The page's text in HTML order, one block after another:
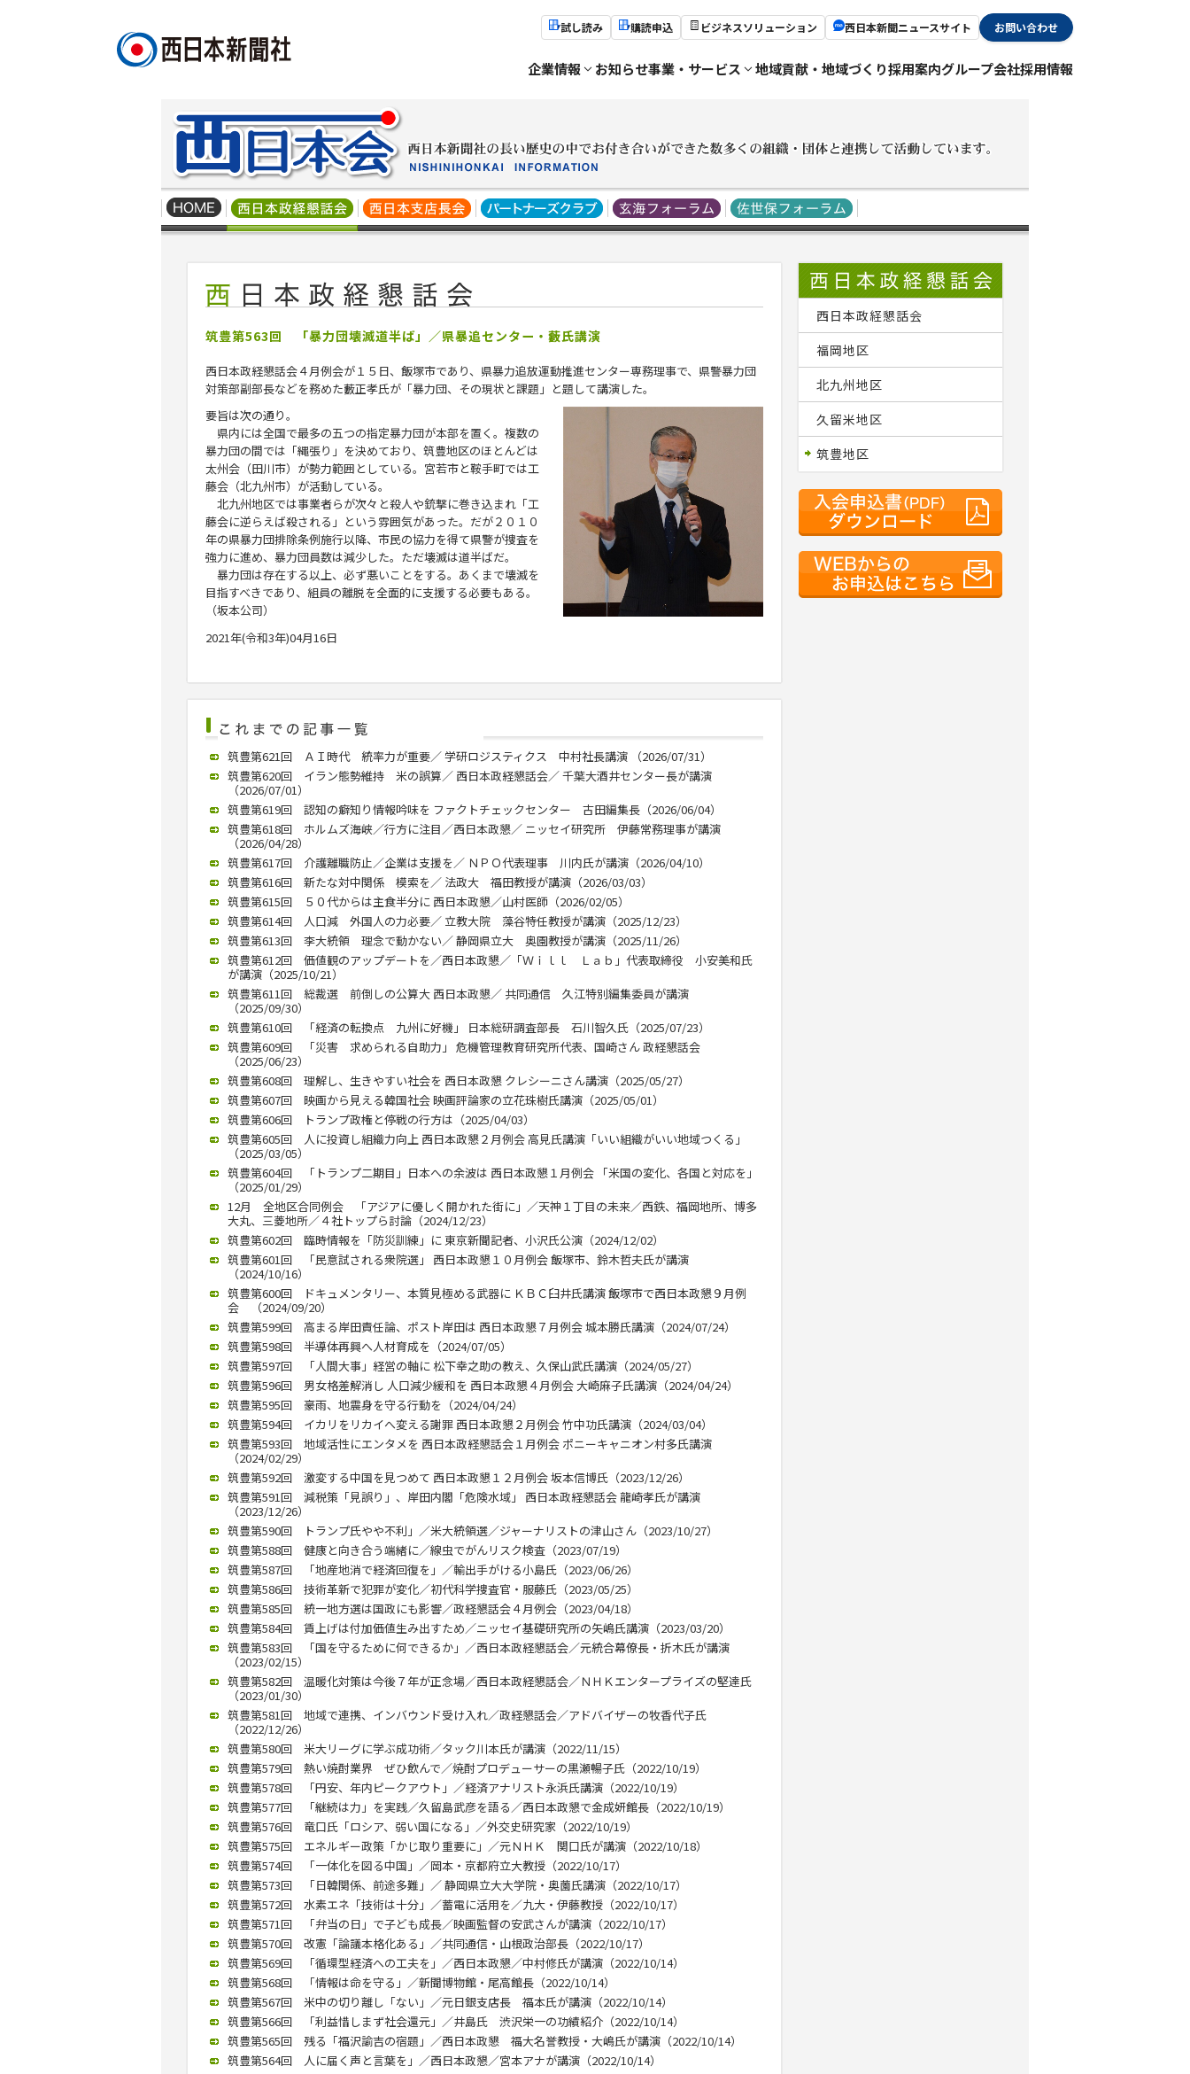
試し読み 購読申込 ビジネスソリューション 西日本新聞ニュースサイト お問い合わせ
企業情報 お知らせ事業・サービス 地域貢献・地域づくり採用案内グループ会社採用情報
筑豊第563回 「暴力団壊滅道半ば」／県暴追センター・藪氏講演
西日本政経懇話会４月例会が１５日、飯塚市であり、県暴力追放運動推進センター専務理事で、県警暴力団
対策部副部長などを務めた藪正孝氏が「暴力団、その現状と課題」と題して講演した。
要旨は次の通り。
県内には全国で最多の五つの指定暴力団が本部を置く。複数の
暴力団の間では「縄張り」を決めており、筑豊地区のほとんどは
太州会（田川市）が勢力範囲としている。宮若市と鞍手町では工
藤会（北九州市）が活動している。
北九州地区では事業者らが次々と殺人や銃撃に巻き込まれ「工
藤会に逆らえば殺される」という雰囲気があった。だが２０１０
年の県暴力団排除条例施行以降、市民の協力を得て県警が捜査を
強力に進め、暴力団員数は減少した。ただ壊滅は道半ばだ。
暴力団は存在する以上、必ず悪いことをする。あくまで壊滅を
目指すべきであり、組員の離脱を全面的に支援する必要もある。
（坂本公司）
2021年(令和3年)04月16日
筑豊第621回 ＡＩ時代 統率力が重要／ 学研ロジスティクス 中村社長講演 （2026/07/31）
筑豊第620回 イラン態勢維持 米の誤算／ 西日本政経懇話会／ 千葉大酒井センター長が講演
（2026/07/01）
筑豊第619回 認知の癖知り情報吟味を ファクトチェックセンター 古田編集長（2026/06/04）
筑豊第618回 ホルムズ海峡／行方に注目／西日本政懇／ ニッセイ研究所 伊藤常務理事が講演
（2026/04/28）
筑豊第617回 介護離職防止／企業は支援を／ ＮＰＯ代表理事 川内氏が講演（2026/04/10）
筑豊第616回 新たな対中関係 模索を／ 法政大 福田教授が講演（2026/03/03）
筑豊第615回 ５０代からは主食半分に 西日本政懇／山村医師（2026/02/05）
筑豊第614回 人口減 外国人の力必要／ 立教大院 藻谷特任教授が講演（2025/12/23）
筑豊第613回 李大統領 理念で動かない／ 静岡県立大 奥園教授が講演（2025/11/26）
筑豊第612回 価値観のアップデートを／西日本政懇／「Ｗｉｌｌ Ｌａｂ」代表取締役 小安美和氏
が講演（2025/10/21）
筑豊第611回 総裁選 前倒しの公算大 西日本政懇／ 共同通信 久江特別編集委員が講演
（2025/09/30）
筑豊第610回 「経済の転換点 九州に好機」 日本総研調査部長 石川智久氏（2025/07/23）
筑豊第609回 「災害 求められる自助力」 危機管理教育研究所代表、国崎さん 政経懇話会
（2025/06/23）
筑豊第608回 理解し、生きやすい社会を 西日本政懇 クレシーニさん講演（2025/05/27）
筑豊第607回 映画から見える韓国社会 映画評論家の立花珠樹氏講演（2025/05/01）
筑豊第606回 トランプ政権と停戦の行方は（2025/04/03）
筑豊第605回 人に投資し組織力向上 西日本政懇２月例会 高見氏講演「いい組織がいい地域つくる」
（2025/03/05）
筑豊第604回 「トランプ二期目」日本への余波は 西日本政懇１月例会 「米国の変化、各国と対応を」
（2025/01/29）
12月 全地区合同例会 「アジアに優しく開かれた街に」／天神１丁目の未来／西鉄、福岡地所、博多
大丸、三菱地所／４社トップら討論（2024/12/23）
筑豊第602回 臨時情報を「防災訓練」に 東京新聞記者、小沢氏公演（2024/12/02）
筑豊第601回 「民意試される衆院選」 西日本政懇１０月例会 飯塚市、鈴木哲夫氏が講演
（2024/10/16）
筑豊第600回 ドキュメンタリー、本質見極める武器に ＫＢＣ臼井氏講演 飯塚市で西日本政懇９月例
会 （2024/09/20）
筑豊第599回 高まる岸田責任論、ポスト岸田は 西日本政懇７月例会 城本勝氏講演（2024/07/24）
筑豊第598回 半導体再興へ人材育成を（2024/07/05）
筑豊第597回 「人間大事」経営の軸に 松下幸之助の教え、久保山武氏講演（2024/05/27）
筑豊第596回 男女格差解消し 人口減少緩和を 西日本政懇４月例会 大崎麻子氏講演（2024/04/24）
筑豊第595回 豪雨、地震身を守る行動を（2024/04/24）
筑豊第594回 イカリをリカイへ変える謝罪 西日本政懇２月例会 竹中功氏講演（2024/03/04）
筑豊第593回 地域活性にエンタメを 西日本政経懇話会１月例会 ポニーキャニオン村多氏講演
（2024/02/29）
筑豊第592回 激変する中国を見つめて 西日本政懇１２月例会 坂本信博氏（2023/12/26）
筑豊第591回 減税策「見誤り」、岸田内閣「危険水域」 西日本政経懇話会 龍崎孝氏が講演
（2023/12/26）
筑豊第590回 トランプ氏やや不利」／米大統領選／ジャーナリストの津山さん（2023/10/27）
筑豊第588回 健康と向き合う端緒に／線虫でがんリスク検査（2023/07/19）
筑豊第587回 「地産地消で経済回復を」／輸出手がける小島氏（2023/06/26）
筑豊第586回 技術革新で犯罪が変化／初代科学捜査官・服藤氏（2023/05/25）
筑豊第585回 統一地方選は国政にも影響／政経懇話会４月例会（2023/04/18）
筑豊第584回 賃上げは付加価値生み出すため／ニッセイ基礎研究所の矢嶋氏講演（2023/03/20）
筑豊第583回 「国を守るために何できるか」／西日本政経懇話会／元統合幕僚長・折木氏が講演
（2023/02/15）
筑豊第582回 温暖化対策は今後７年が正念場／西日本政経懇話会／ＮＨＫエンタープライズの堅達氏
（2023/01/30）
筑豊第581回 地域で連携、インバウンド受け入れ／政経懇話会／アドバイザーの牧香代子氏
（2022/12/26）
筑豊第580回 米大リーグに学ぶ成功術／タック川本氏が講演（2022/11/15）
筑豊第579回 熱い焼酎業界 ぜひ飲んで／焼酎プロデューサーの黒瀬暢子氏（2022/10/19）
筑豊第578回 「円安、年内ピークアウト」／経済アナリスト永浜氏講演（2022/10/19）
筑豊第577回 「継続は力」を実践／久留島武彦を語る／西日本政懇で金成妍館長（2022/10/19）
筑豊第576回 竜口氏「ロシア、弱い国になる」／外交史研究家（2022/10/19）
筑豊第575回 エネルギー政策「かじ取り重要に」／元ＮＨＫ 関口氏が講演（2022/10/18）
筑豊第574回 「一体化を図る中国」／岡本・京都府立大教授（2022/10/17）
筑豊第573回 「日韓関係、前途多難」／ 静岡県立大大学院・奥薗氏講演（2022/10/17）
筑豊第572回 水素エネ「技術は十分」／蓄電に活用を／九大・伊藤教授（2022/10/17）
筑豊第571回 「弁当の日」で子ども成長／映画監督の安武さんが講演（2022/10/17）
筑豊第570回 改憲「論議本格化ある」／共同通信・山根政治部長（2022/10/17）
筑豊第569回 「循環型経済への工夫を」／西日本政懇／中村修氏が講演（2022/10/14）
筑豊第568回 「情報は命を守る」／新聞博物館・尾高館長（2022/10/14）
筑豊第567回 米中の切り離し「ない」／元日銀支店長 福本氏が講演（2022/10/14）
筑豊第566回 「利益惜しまず社会還元」／井島氏 渋沢栄一の功績紹介（2022/10/14）
筑豊第565回 残る「福沢諭吉の宿題」／西日本政懇 福大名誉教授・大嶋氏が講演（2022/10/14）
筑豊第564回 人に届く声と言葉を」／西日本政懇／宮本アナが講演（2022/10/14）
西日本政経懇話会
福岡地区
北九州地区
久留米地区
筑豊地区